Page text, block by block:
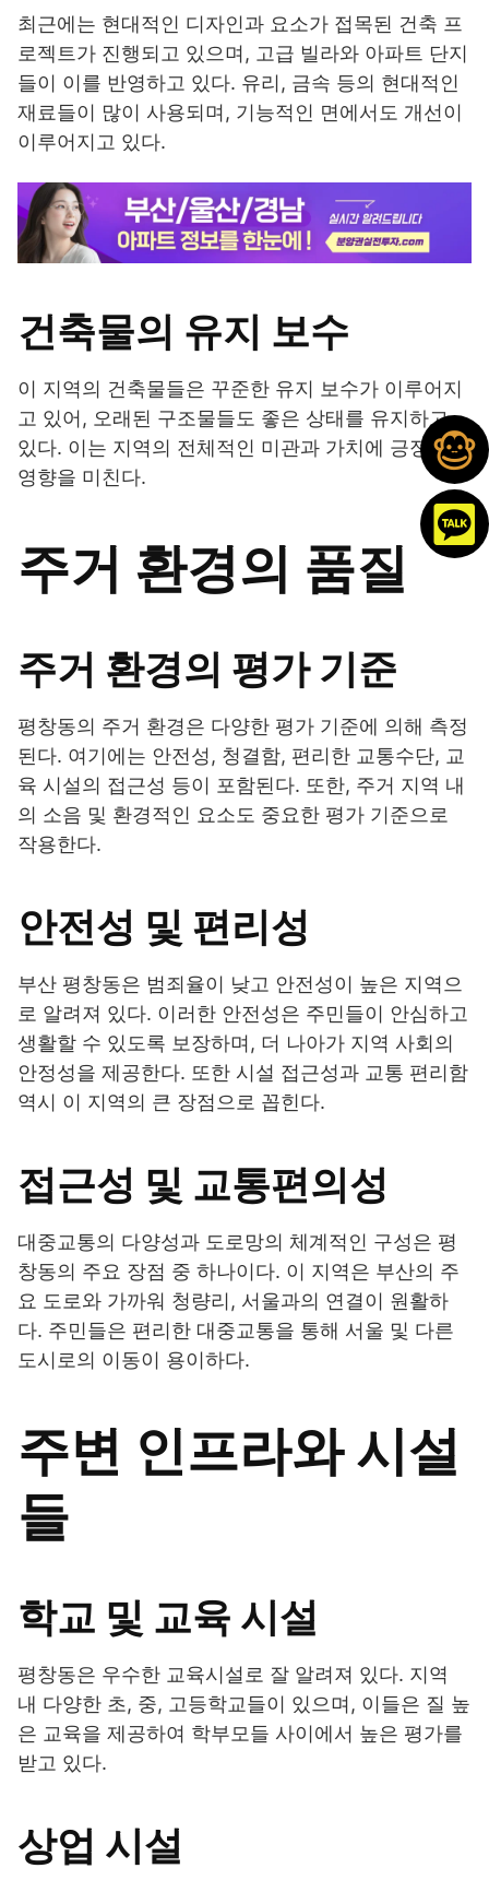
최근에는 현대적인 디자인과 요소가 접목된 건축 프
로젝트가 진행되고 있으며, 고급 빌라와 아파트 단지
들이 이를 반영하고 있다. 유리, 금속 등의 현대적인
재료들이 많이 사용되며, 기능적인 면에서도 개선이
이루어지고 있다.
건축물의 유지 보수
이 지역의 건축물들은 꾸준한 유지 보수가 이루어지
고 있어, 오래된 구조물들도 좋은 상태를 유지하고
있다. 이는 지역의 전체적인 미관과 가치에 긍정적인
영향을 미친다.
주거 환경의 품질
주거 환경의 평가 기준
평창동의 주거 환경은 다양한 평가 기준에 의해 측정
된다. 여기에는 안전성, 청결함, 편리한 교통수단, 교
육 시설의 접근성 등이 포함된다. 또한, 주거 지역 내
의 소음 및 환경적인 요소도 중요한 평가 기준으로
작용한다.
안전성 및 편리성
부산 평창동은 범죄율이 낮고 안전성이 높은 지역으
로 알려져 있다. 이러한 안전성은 주민들이 안심하고
생활할 수 있도록 보장하며, 더 나아가 지역 사회의
안정성을 제공한다. 또한 시설 접근성과 교통 편리함
역시 이 지역의 큰 장점으로 꼽힌다.
접근성 및 교통편의성
대중교통의 다양성과 도로망의 체계적인 구성은 평
창동의 주요 장점 중 하나이다. 이 지역은 부산의 주
요 도로와 가까워 청량리, 서울과의 연결이 원활하
다. 주민들은 편리한 대중교통을 통해 서울 및 다른
도시로의 이동이 용이하다.
주변 인프라와 시설
들
학교 및 교육 시설
평창동은 우수한 교육시설로 잘 알려져 있다. 지역
내 다양한 초, 중, 고등학교들이 있으며, 이들은 질 높
은 교육을 제공하여 학부모들 사이에서 높은 평가를
받고 있다.
상업 시설